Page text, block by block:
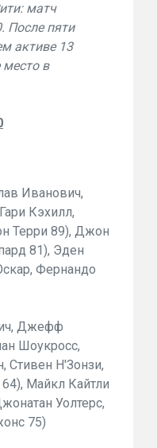
матч
После пяти
активе 13
место в
Иванович,
Кэхилл,
Терри 89), Джон
81), Эден
Фернандо
Джефф
Шоукросс,
Стивен Н'Зонзи,
Майкл Кайтли
Уолтерс,
75)